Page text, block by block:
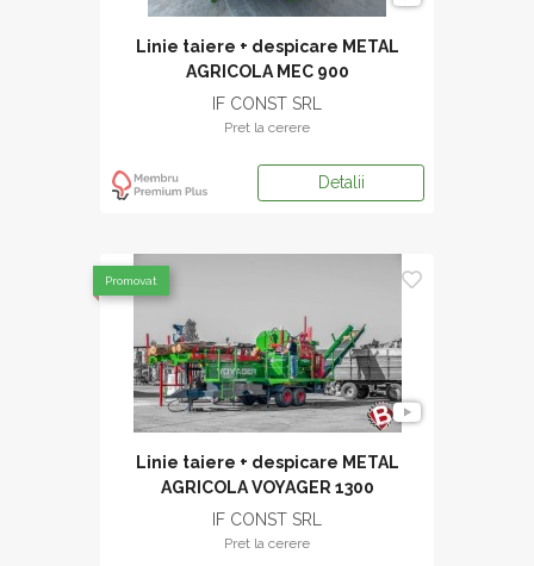
Linie taiere + despicare METAL
AGRICOLA MEC 900
IF CONST SRL
Pret la cerere
Detalii
Linie taiere + despicare METAL
AGRICOLA VOYAGER 1300
IF CONST SRL
Pret la cerere
Promovat